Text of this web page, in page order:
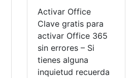
Activar Office
Clave gratis para
activar Office 365
sin errores – Si
tienes alguna
inquietud recuerda